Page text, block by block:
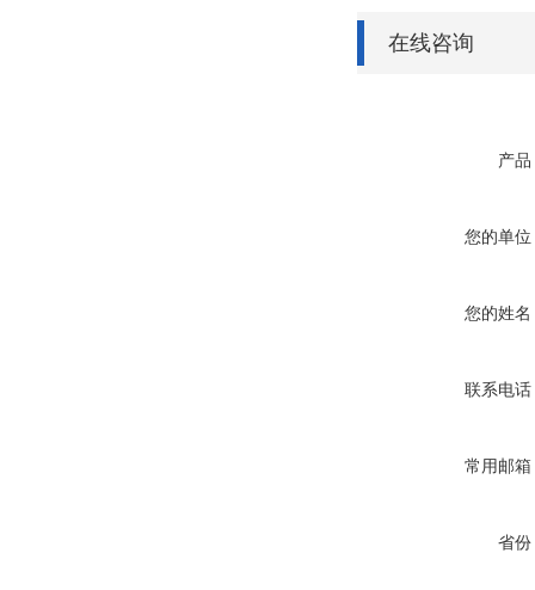
在线咨询
产品
您的单位
您的姓名
联系电话
常用邮箱
省份